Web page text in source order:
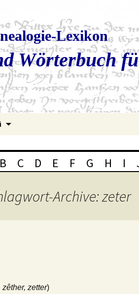
Lexikon
Wörterbuch
B C D E F G H I
Archive: zeter
zêther, zetter)